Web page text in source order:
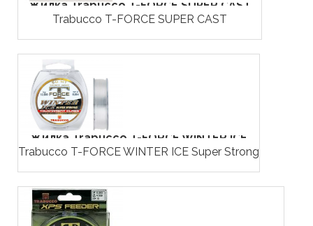
Жилка Trabucco T-FORCE SUPER CAST
Trabucco T-FORCE SUPER CAST
Жилка Trabucco T-FORCE WINTER ICE
Trabucco T-FORCE WINTER ICE Super Strong